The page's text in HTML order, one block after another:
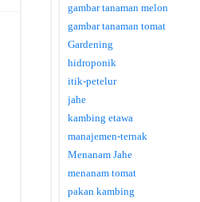
gambar tanaman melon
gambar tanaman tomat
Gardening
hidroponik
itik-petelur
jahe
kambing etawa
manajemen-ternak
Menanam Jahe
menanam tomat
pakan kambing